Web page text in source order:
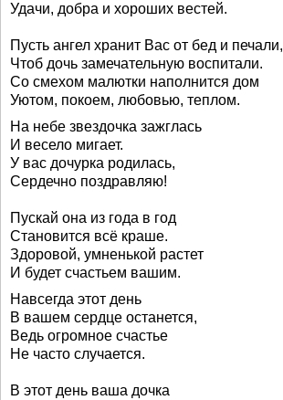
Удачи, добра и хороших вестей.
Пусть ангел хранит Вас от бед и печали,
Чтоб дочь замечательную воспитали.
Со смехом малютки наполнится дом
Уютом, покоем, любовью, теплом.
На небе звездочка зажглась
И весело мигает.
У вас дочурка родилась,
Сердечно поздравляю!
Пускай она из года в год
Становится всё краше.
Здоровой, умненькой растет
И будет счастьем вашим.
Навсегда этот день
В вашем сердце останется,
Ведь огромное счастье
Не часто случается.
В этот день ваша дочка